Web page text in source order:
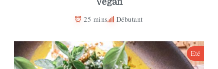
25 mins Débutant
Eté